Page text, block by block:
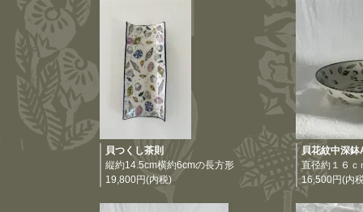
貝つくし茶則
縦約14.5cm横約6cmの長方形
19,800円(内税)
貝花紋中深鉢
直径約１６ｃ
16,500円(内